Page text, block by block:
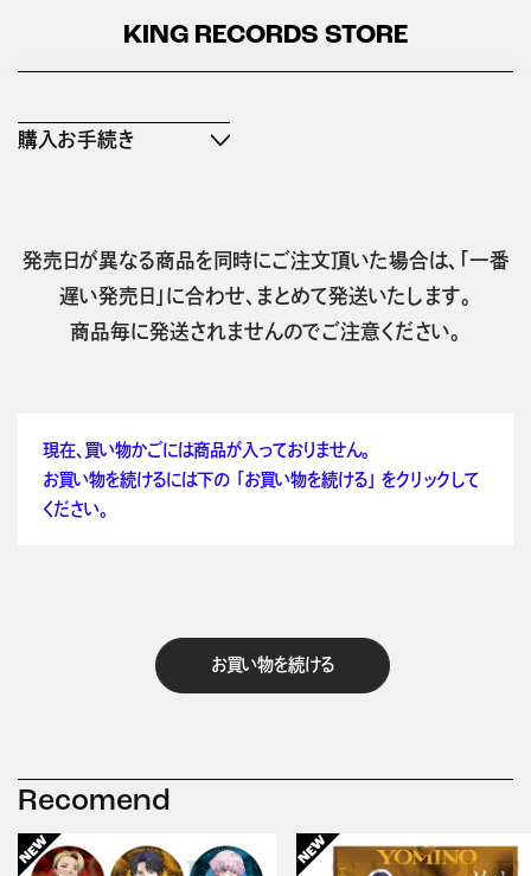
KING RECORDS STORE
購入お手続き
発売日が異なる商品を同時にご注文頂いた場合は、「一番
遅い発売日」に合わせ、まとめて発送いたします。
商品毎に発送されませんのでご注意ください。
現在、買い物かごには商品が入っておりません。
お買い物を続けるには下の 「お買い物を続ける」 をクリックして
ください。
お買い物を続ける
Recomend